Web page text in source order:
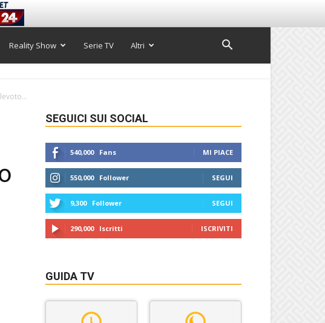
Reality Show Serie TV Altri
SEGUICI SUI SOCIAL
540,000 Fans MI PIACE
550,000 Follower SEGUI
9,300 Follower SEGUI
290,000 Iscritti ISCRIVITI
GUIDA TV